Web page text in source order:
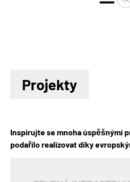
Projekty
Inspirujte se mnoha úspěšnými
podařilo realizovat díky